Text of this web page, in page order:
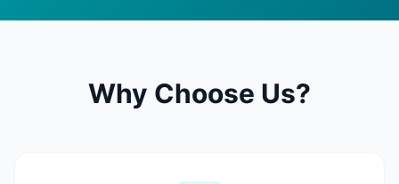
Why Choose Us?